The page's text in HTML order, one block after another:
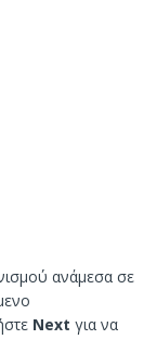
ανάμεσα σε
Next για να